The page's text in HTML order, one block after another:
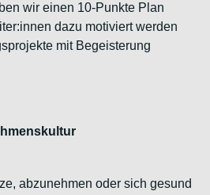
wir einen 10-Punkte Plan
dazu motiviert werden
mit Begeisterung
abzunehmen oder sich gesund